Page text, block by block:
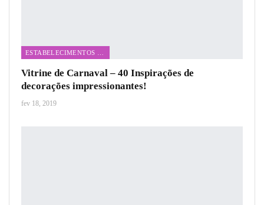
Vitrine de Carnaval – 40 Inspirações de
decorações impressionantes!
fev 18, 2019